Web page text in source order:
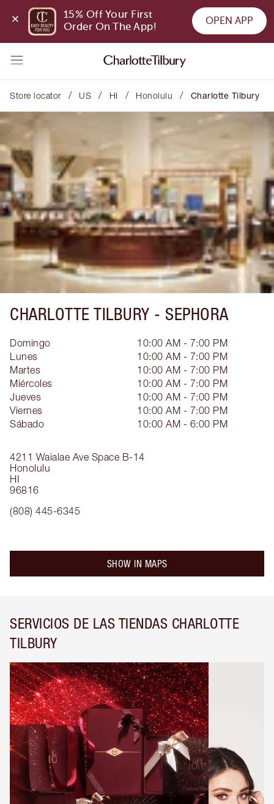
15% Off Your First
Order On The App!
OPEN APP
Store locator / US / HI / Honolulu / Charlotte Tilbury
CHARLOTTE TILBURY - SEPHORA
4211 Waialae Ave Space B-14
Honolulu
HI
96816
(808) 445-6345
Domingo
10:00 AM - 7:00 PM
Lunes
10:00 AM - 7:00 PM
Martes
10:00 AM - 7:00 PM
Miércoles
10:00 AM - 7:00 PM
Jueves
10:00 AM - 7:00 PM
Viernes
10:00 AM - 7:00 PM
Sábado
10:00 AM - 6:00 PM
SHOW IN MAPS
SERVICIOS DE LAS TIENDAS CHARLOTTE
TILBURY